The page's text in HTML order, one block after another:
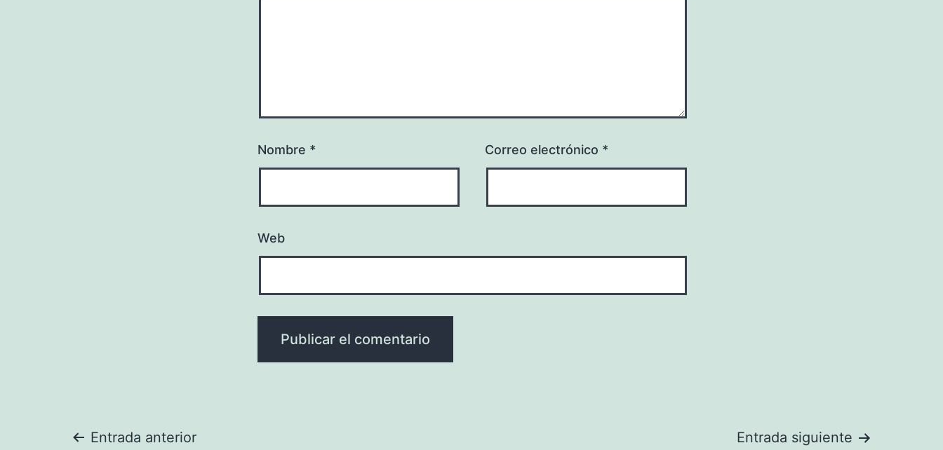
Nombre * Correo electrónico *
Web
Entrada anterior Entrada siguiente